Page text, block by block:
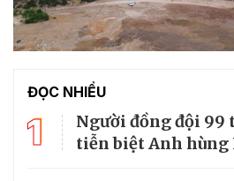
ĐỌC NHIỀU
1
Người đồng đội 99
tiễn biệt Anh hùng